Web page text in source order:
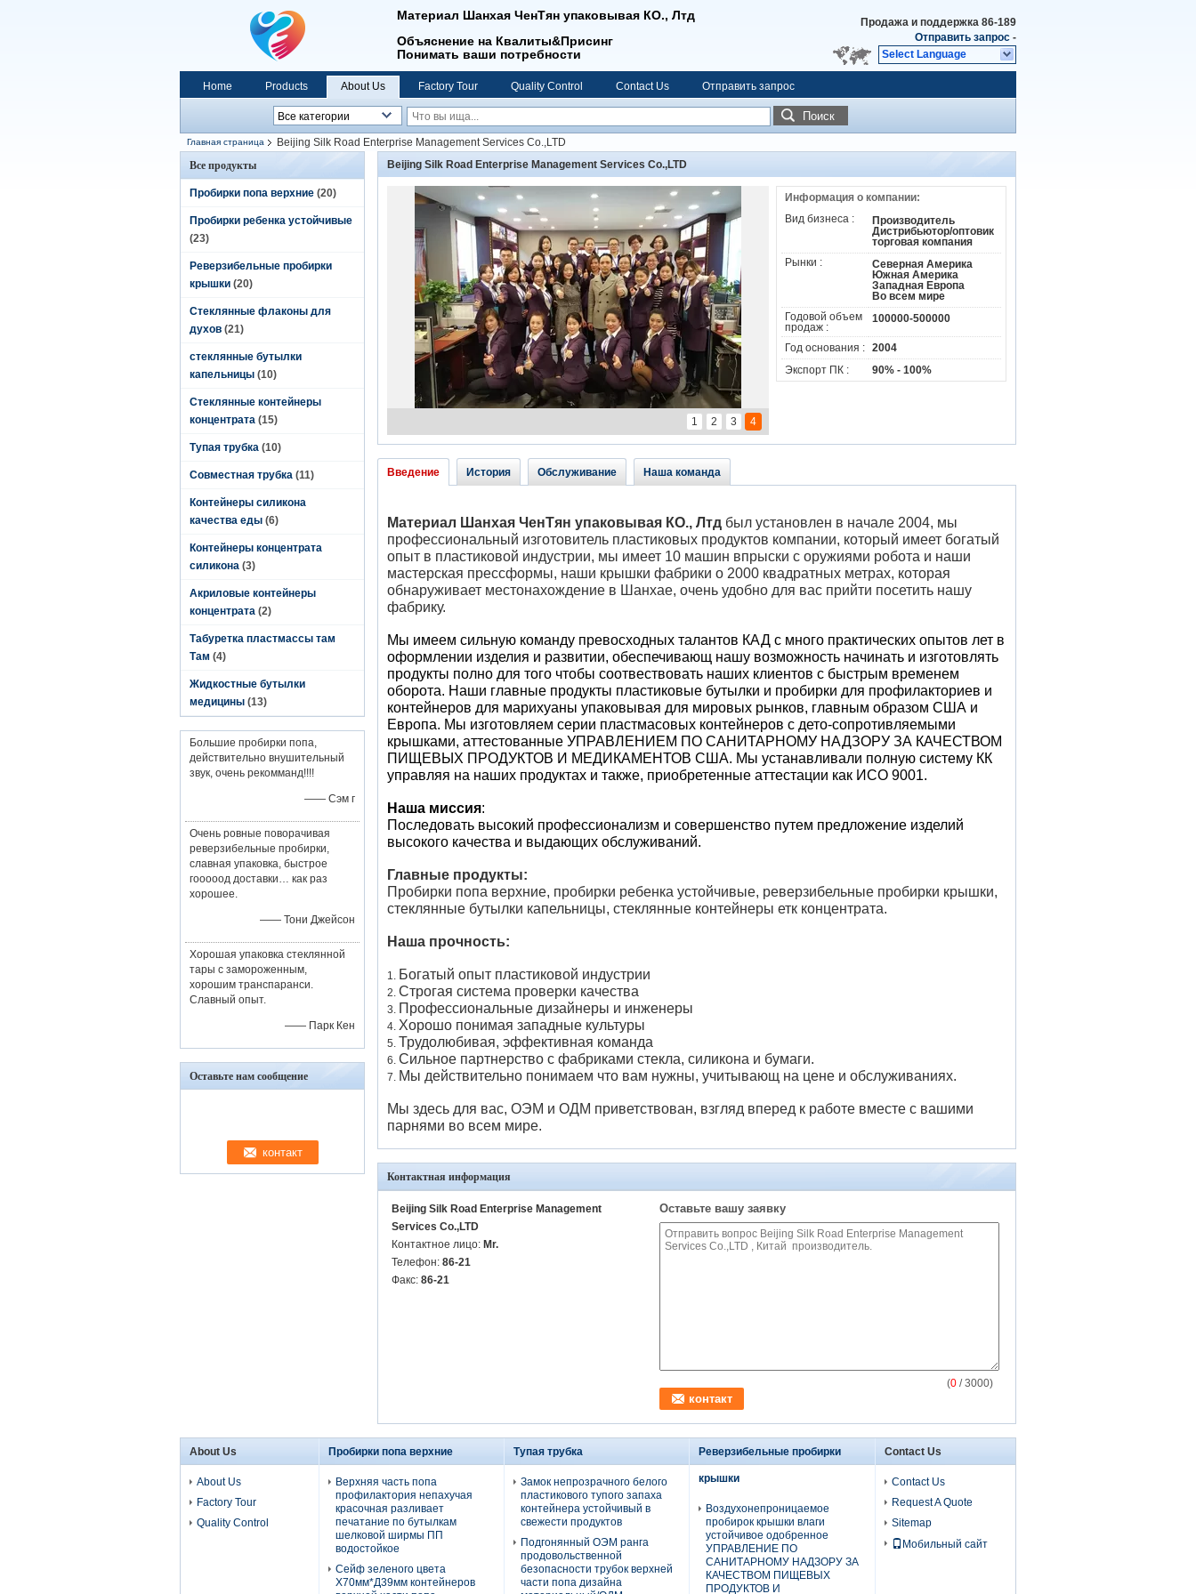
Материал Шанхая ЧенТян упаковывая КО., Лтд
Объяснение на Квалиты&Присинг
Понимать ваши потребности
Продажа и поддержка 86-189
Отправить запрос -
Select Language
Home Products About Us Factory Tour Quality Control Contact Us Отправить запрос
Поиск
Главная страница
Beijing Silk Road Enterprise Management Services Co.,LTD
Все продукты
Пробирки попа верхние (20)
Пробирки ребенка устойчивые
(23)
Реверзибельные пробирки
крышки (20)
Стеклянные флаконы для
духов (21)
стеклянные бутылки
капельницы (10)
Стеклянные контейнеры
концентрата (15)
Тупая трубка (10)
Совместная трубка (11)
Контейнеры силикона
качества еды (6)
Контейнеры концентрата
силикона (3)
Акриловые контейнеры
концентрата (2)
Табуретка пластмассы там
Там (4)
Жидкостные бутылки
медицины (13)
Большие пробирки попа,
действительно внушительный
звук, очень рекомманд!!!!
—— Сэм г
Очень ровные поворачивая
реверзибельные пробирки,
славная упаковка, быстрое
гооооод доставки… как раз
хорошее.
—— Тони Джейсон
Хорошая упаковка стеклянной
тары с замороженным,
хорошим транспаранси.
Славный опыт.
—— Парк Кен
Оставьте нам сообщение
Beijing Silk Road Enterprise Management Services Co.,LTD
1 2 3 4
Информация о компании:
Вид бизнеса :
Производитель
Дистрибьютор/оптовик
торговая компания
Рынки :
Северная Америка
Южная Америка
Западная Европа
Во всем мире
Годовой объем
продаж :
100000-500000
Год основания : 2004
Экспорт ПК :
90% - 100%
Введение История Обслуживание Наша команда
Материал Шанхая ЧенТян упаковывая КО., Лтд был установлен в начале 2004, мы
профессиональный изготовитель пластиковых продуктов компании, который имеет богатый
опыт в пластиковой индустрии, мы имеет 10 машин впрыски с оружиями робота и наши
мастерская прессформы, наши крышки фабрики о 2000 квадратных метрах, которая
обнаруживает местонахождение в Шанхае, очень удобно для вас прийти посетить нашу
фабрику.
Мы имеем сильную команду превосходных талантов КАД с много практических опытов лет в
оформлении изделия и развитии, обеспечивающ нашу возможность начинать и изготовлять
продукты полно для того чтобы соотвествовать наших клиентов с быстрым временем
оборота. Наши главные продукты пластиковые бутылки и пробирки для профилакториев и
контейнеров для марихуаны упаковывая для мировых рынков, главным образом США и
Европа. Мы изготовляем серии пластмасовых контейнеров с дето-сопротивляемыми
крышками, аттестованные УПРАВЛЕНИЕМ ПО САНИТАРНОМУ НАДЗОРУ ЗА КАЧЕСТВОМ
ПИЩЕВЫХ ПРОДУКТОВ И МЕДИКАМЕНТОВ США. Мы устанавливали полную систему КК
управляя на наших продуктах и также, приобретенные аттестации как ИСО 9001.
Наша миссия:
Последовать высокий профессионализм и совершенство путем предложение изделий
высокого качества и выдающих обслуживаний.
Главные продукты:
Пробирки попа верхние, пробирки ребенка устойчивые, реверзибельные пробирки крышки,
стеклянные бутылки капельницы, стеклянные контейнеры етк концентрата.
Наша прочность:
1. Богатый опыт пластиковой индустрии
2. Строгая система проверки качества
3. Профессиональные дизайнеры и инженеры
4. Хорошо понимая западные культуры
5. Трудолюбивая, эффективная команда
6. Сильное партнерство с фабриками стекла, силикона и бумаги.
7. Мы действительно понимаем что вам нужны, учитывающ на цене и обслуживаниях.
Мы здесь для вас, ОЭМ и ОДМ приветствован, взгляд вперед к работе вместе с вашими
парнями во всем мире.
Контактная информация
Beijing Silk Road Enterprise Management
Services Co.,LTD
Контактное лицо: Mr.
Телефон: 86-21
Факс: 86-21
Оставьте вашу заявку
(0 / 3000)
About Us
About Us
Factory Tour
Quality Control
Пробирки попа верхние
Верхняя часть попа
профилактория непахучая
красочная разливает
печатание по бутылкам
шелковой ширмы ПП
водостойкое
Сейф зеленого цвета
Х70мм*Д39мм контейнеров
Тупая трубка
Замок непрозрачного белого
пластикового тупого запаха
контейнера устойчивый в
свежести продуктов
Подгонянный ОЭМ ранга
продовольственной
безопасности трубок верхней
части попа дизайна
Реверзибельные пробирки
крышки
Воздухонепроницаемое
пробирок крышки влаги
устойчивое одобренное
УПРАВЛЕНИЕ ПО
САНИТАРНОМУ НАДЗОРУ ЗА
КАЧЕСТВОМ ПИЩЕВЫХ
ПРОДУКТОВ И
Contact Us
Contact Us
Request A Quote
Sitemap
Мобильный сайт